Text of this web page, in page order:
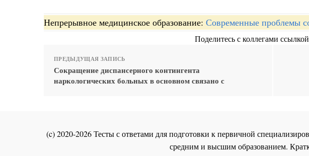
Непрерывное медицинское образование: Современные проблемы
Поделитесь с коллегами
ПРЕДЫДУЩАЯ ЗАПИСЬ
Сокращение диспансерного контингента
наркологических больных в основном связано с
(c) 2020-2026 Тесты с ответами для подготовки к первичной
средним и высшим образованием.